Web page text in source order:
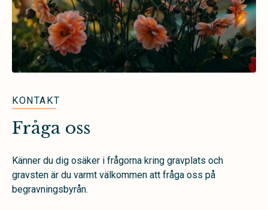
KONTAKT
Fråga oss
Känner du dig osäker i frågorna kring gravplats och
gravsten är du varmt välkommen att fråga oss på
begravningsbyrån.